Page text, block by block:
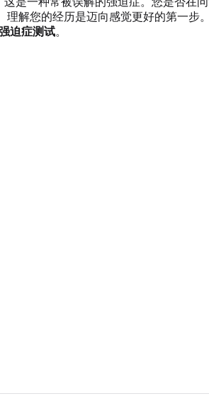
解您的经历是迈向感觉更好的第一步
迫症测试。